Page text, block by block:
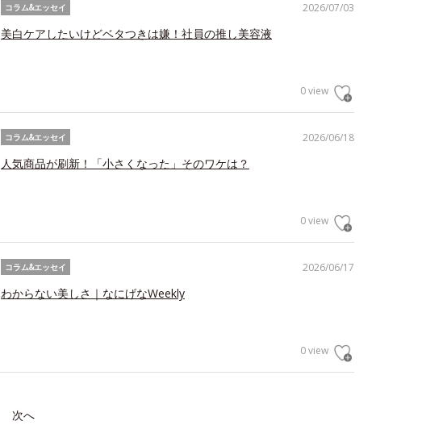
2026/07/03
コラム&エッセイ
美白ケアしたいけどベタつきは嫌！社員の推し美容液
0 view
2026/06/18
コラム&エッセイ
人気商品が刷新！「小さくなった」そのワケは？
0 view
2026/06/17
コラム&エッセイ
わからない美しさ｜なにげなWeekly
0 view
次へ